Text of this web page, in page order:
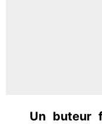
Un buteur